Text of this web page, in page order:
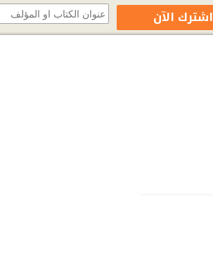
اشترك الآن